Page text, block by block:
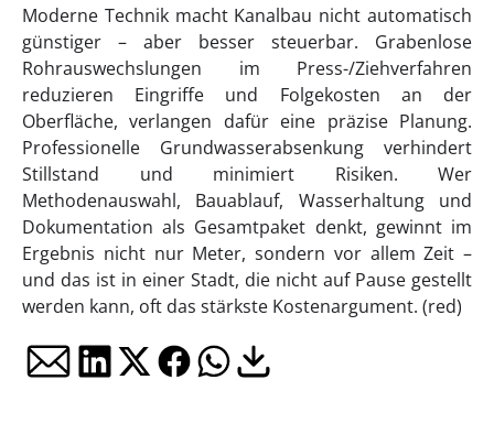
Moderne Technik macht Kanalbau nicht automatisch
günstiger – aber besser steuerbar. Grabenlose
Rohrauswechslungen im Press-/Ziehverfahren
reduzieren Eingriffe und Folgekosten an der
Oberfläche, verlangen dafür eine präzise Planung.
Professionelle Grundwasserabsenkung verhindert
Stillstand und minimiert Risiken. Wer
Methodenauswahl, Bauablauf, Wasserhaltung und
Dokumentation als Gesamtpaket denkt, gewinnt im
Ergebnis nicht nur Meter, sondern vor allem Zeit –
und das ist in einer Stadt, die nicht auf Pause gestellt
werden kann, oft das stärkste Kostenargument. (red)